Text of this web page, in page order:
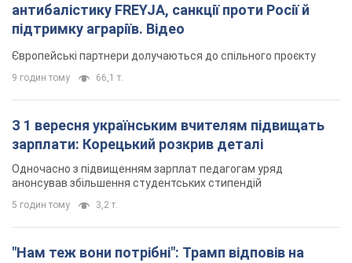
антибалістику FREYJA, санкції проти Росії й
підтримку аграріїв. Відео
Європейські партнери долучаються до спільного проєкту
9 годин тому 66,1 т.
З 1 вересня українським вчителям підвищать
зарплати: Корецький розкрив деталі
Одночасно з підвищенням зарплат педагогам уряд
анонсував збільшення студентських стипендій
5 годин тому 3,2 т.
"Нам теж вони потрібні": Трамп відповів на